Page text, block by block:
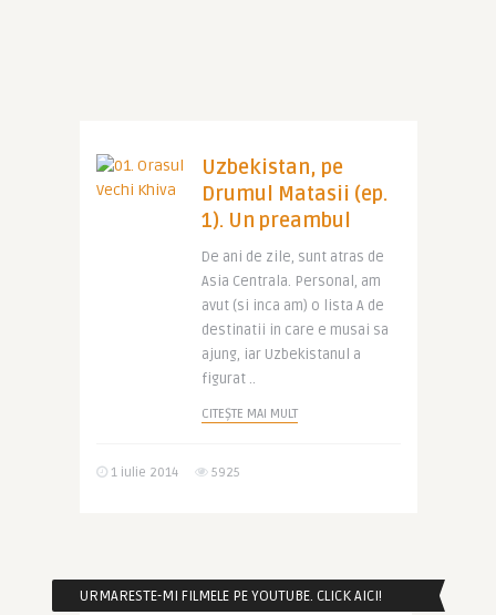
Uzbekistan, pe
Drumul Matasii (ep.
1). Un preambul
De ani de zile, sunt atras de
Asia Centrala. Personal, am
avut (si inca am) o lista A de
destinatii in care e musai sa
ajung, iar Uzbekistanul a
figurat ..
CITEȘTE MAI MULT
1 iulie 2014 5925
URMARESTE-MI FILMELE PE YOUTUBE. CLICK AICI!